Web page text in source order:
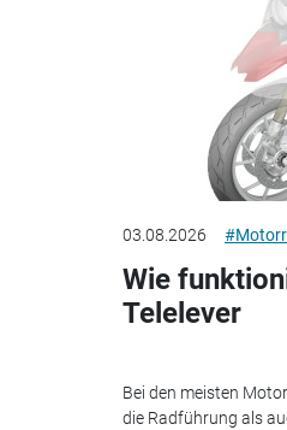
03.08.2026
Wie
Telelever
Bei den meisten
die Radführung als